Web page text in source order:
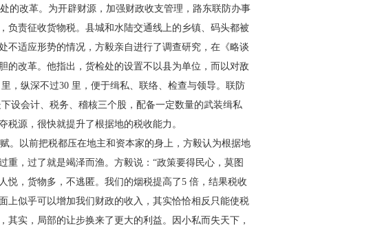
的改革。为开辟财源，加强财政收支管理，路东联防办事
负责征收货物税。县城和水陆交通线上的乡镇、码头都被
不适应形势的情况，方毅亲自进行了调查研究，在《略谈
胆的改革。他指出，货检处的设置不以县为单位，而 以对敌
，纵深不过30 里，便于缉私、联络、检查与领导。联防
设会计、税务、稽核三个股， 配备一定数量的武装缉私
税源，很快就提升了根据地的税收能力。
。以前把税都压在地主和资本家的身上， 方毅认为根据地
重，过了就是竭泽而渔。方毅说：“政策要得民心，莫图
悦，货物多，不逃匿。我们的烟税提高了5 倍，结果税收
上似乎可以增加我们财政的收入，其实恰恰相反只能使税
其实，局部的让步换来了更大的利益。因小私而失天下，